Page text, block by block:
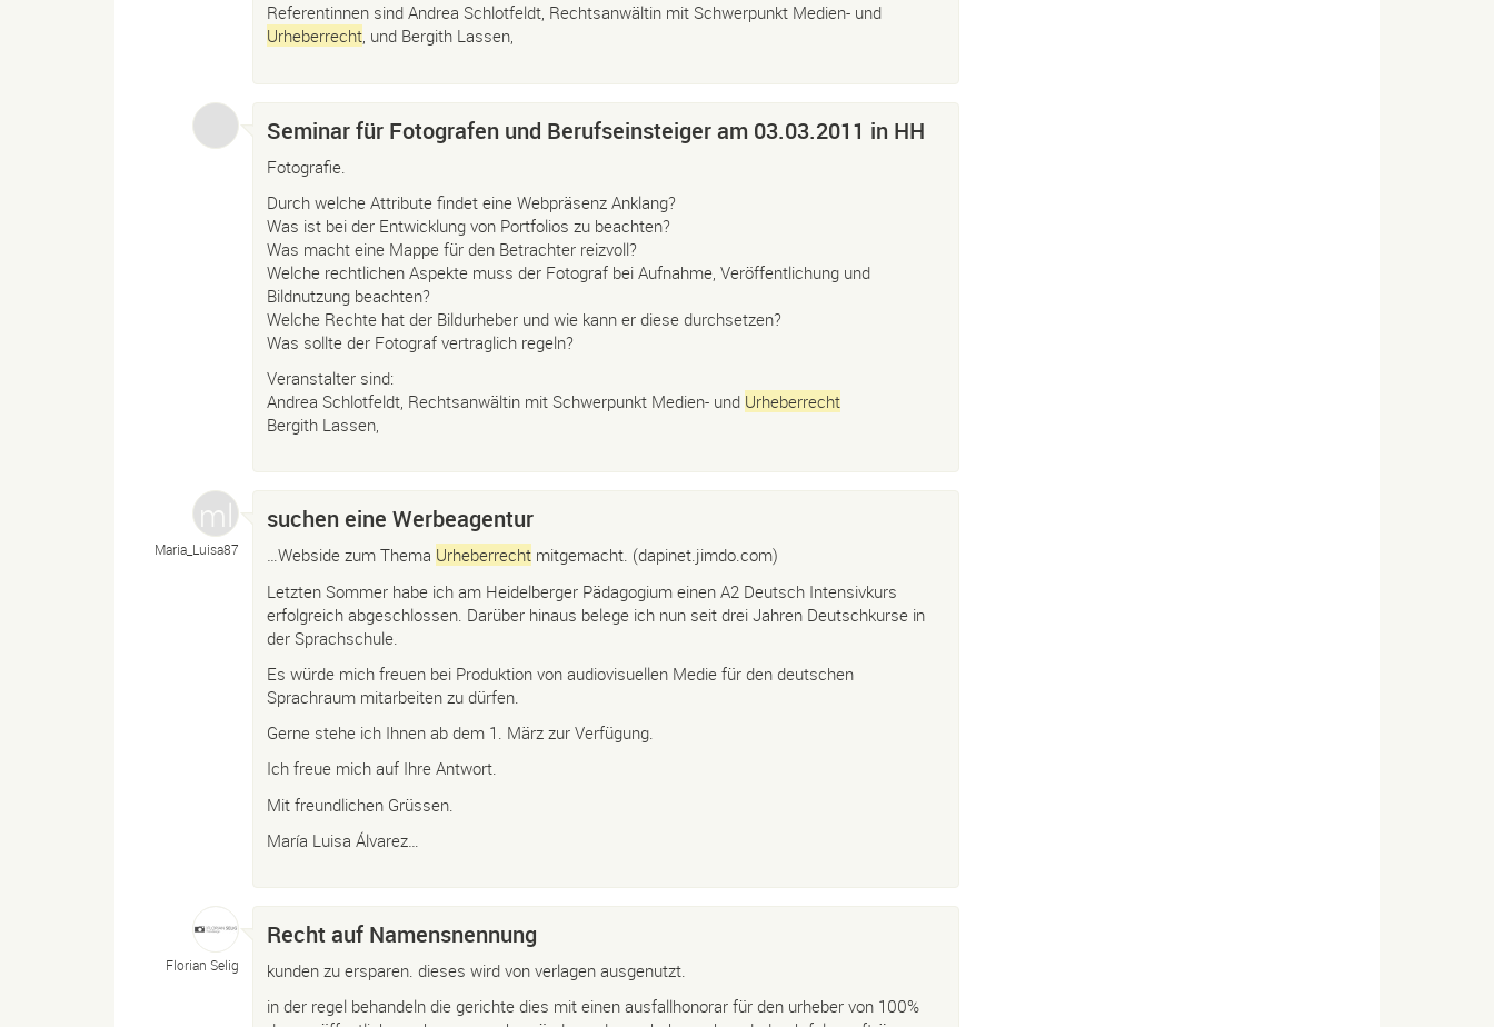
Referentinnen sind Andrea Schlotfeldt, Rechtsanwältin mit Schwerpunkt Medien- und
Urheberrecht, und Bergith Lassen,
Seminar für Fotografen und Berufseinsteiger am 03.03.2011 in HH
Fotografie.
Durch welche Attribute findet eine Webpräsenz Anklang?
Was ist bei der Entwicklung von Portfolios zu beachten?
Was macht eine Mappe für den Betrachter reizvoll?
Welche rechtlichen Aspekte muss der Fotograf bei Aufnahme, Veröffentlichung und
Bildnutzung beachten?
Welche Rechte hat der Bildurheber und wie kann er diese durchsetzen?
Was sollte der Fotograf vertraglich regeln?
Veranstalter sind:
Andrea Schlotfeldt, Rechtsanwältin mit Schwerpunkt Medien- und Urheberrecht
Bergith Lassen,
Maria_ Luisa87
suchen eine Werbeagentur
…Webside zum Thema Urheberrecht mitgemacht. (dapinet.jimdo.com)
Letzten Sommer habe ich am Heidelberger Pädagogium einen A2 Deutsch Intensivkurs
erfolgreich abgeschlossen. Darüber hinaus belege ich nun seit drei Jahren Deutschkurse in
der Sprachschule.
Es würde mich freuen bei Produktion von audiovisuellen Medie für den deutschen
Sprachraum mitarbeiten zu dürfen.
Gerne stehe ich Ihnen ab dem 1. März zur Verfügung.
Ich freue mich auf Ihre Antwort.
Mit freundlichen Grüssen.
María Luisa Álvarez…
Florian Selig
Recht auf Namensnennung
kunden zu ersparen. dieses wird von verlagen ausgenutzt.
in der regel behandeln die gerichte dies mit einen ausfallhonorar für den urheber von 100%